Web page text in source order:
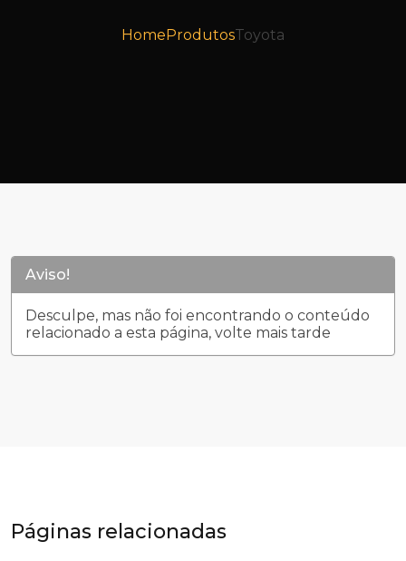
HomeProdutosToyota
Aviso!
Desculpe, mas não foi encontrando o conteúdo
relacionado a esta página, volte mais tarde
Páginas relacionadas